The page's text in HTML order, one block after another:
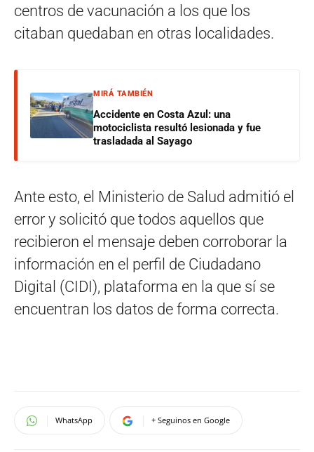
centros de vacunación a los que los
citaban quedaban en otras localidades.
MIRÁ TAMBIÉN
Accidente en Costa Azul: una
motociclista resultó lesionada y fue
trasladada al Sayago
Ante esto, el Ministerio de Salud admitió el
error y solicitó que todos aquellos que
recibieron el mensaje deben corroborar la
información en el perfil de Ciudadano
Digital (CIDI), plataforma en la que sí se
encuentran los datos de forma correcta.
WhatsApp + Seguinos en Google